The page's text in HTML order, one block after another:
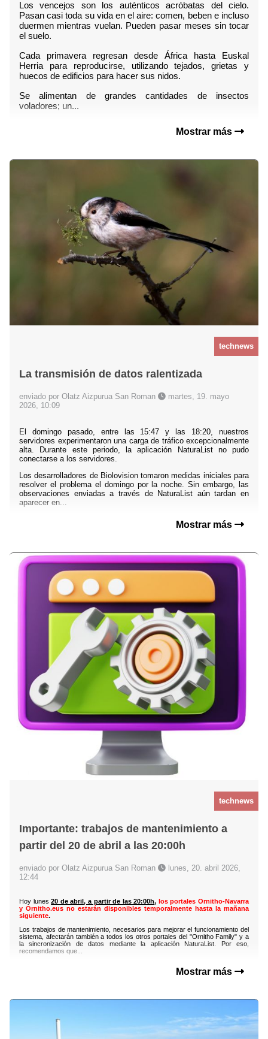
Los vencejos son los auténticos acróbatas del cielo.
Pasan casi toda su vida en el aire: comen, beben e incluso
duermen mientras vuelan. Pueden pasar meses sin tocar
el suelo.
Cada primavera regresan desde África hasta Euskal
Herria para reproducirse, utilizando tejados, grietas y
huecos de edificios para hacer sus nidos.
Se alimentan de grandes cantidades de insectos
voladores; un...
Mostrar más
technews
La transmisión de datos ralentizada
enviado por Olatz Aizpurua San Roman
martes, 19. mayo
2026, 10:09
El domingo pasado, entre las 15:47 y las 18:20, nuestros
servidores experimentaron una carga de tráfico excepcionalmente
alta. Durante este periodo, la aplicación NaturaList no pudo
conectarse a los servidores.
Los desarrolladores de Biolovision tomaron medidas iniciales para
resolver el problema el domingo por la noche. Sin embargo, las
observaciones enviadas a través de NaturaList aún tardan en
aparecer en...
Mostrar más
technews
Importante: trabajos de mantenimiento a
partir del 20 de abril a las 20:00h
enviado por Olatz Aizpurua San Roman
lunes, 20. abril 2026,
12:44
Hoy lunes20 de abril, a partir de las 20:00h, los portales Ornitho-Navarra
y Ornitho.eus no estarán disponibles temporalmente hasta la mañana
siguiente.
Los trabajos de mantenimiento, necesarios para mejorar el funcionamiento del
sistema, afectarán también a todos los otros portales del "Ornitho Family" y a
la sincronización de datos mediante la aplicación NaturaList. Por eso,
recomendamos que...
Mostrar más